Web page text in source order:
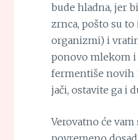
bude hladna, jer
zrnca, pošto su to
organizmi) i
ponovo mlekom i
fermentiše novih
jači, ostavite ga i
Verovatno će vam